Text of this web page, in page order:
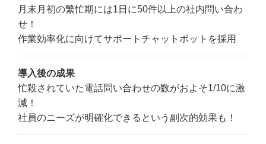
月末月初の繁忙期には1日に50件以上の社内問い合わ
せ！
作業効率化に向けてサポートチャットボットを採用
導入後の成果
忙殺されていた電話問い合わせの数がおよそ1/10に激
減！
社員のニーズが明確化できるという副次的効果も！